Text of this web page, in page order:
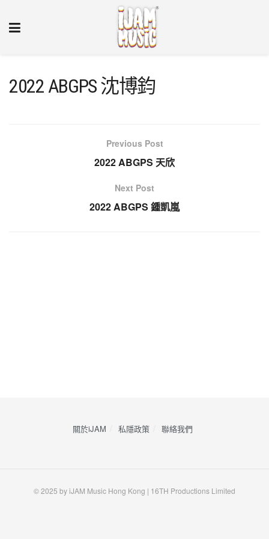
2022 ABGPS 沈博鈞
Previous Post
2022 ABGPS 天欣
Next Post
2022 ABGPS 鍾凱嵐
關於iJAM 私隱政策 ​聯絡我們
© 2025 by iJAM Music Hong Kong | 16TH Productions Limited